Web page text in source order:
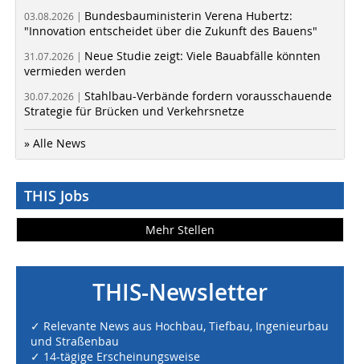
03.08.2026 | Bundesbauministerin Verena Hubertz:
"Innovation entscheidet über die Zukunft des Bauens"
31.07.2026 | Neue Studie zeigt: Viele Bauabfälle könnten
vermieden werden
30.07.2026 | Stahlbau-Verbände fordern vorausschauende
Strategie für Brücken und Verkehrsnetze
» Alle News
THIS Jobs
Mehr Stellen
THIS-Newsletter
✓ Relevante News aus Hochbau, Tiefbau, Ingenieurbau
und Straßenbau
✓ 14-tägige Erscheinungsweise